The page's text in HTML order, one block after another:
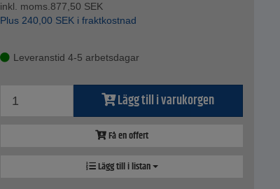
inkl. moms.877,50 SEK
Plus 240,00 SEK i fraktkostnad
Leveranstid 4-5 arbetsdagar
Lägg till i varukorgen
Få en offert
Lägg till i listan